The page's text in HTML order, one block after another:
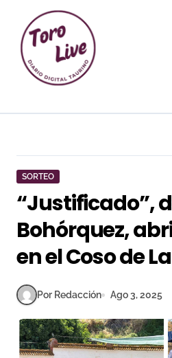
contenido
SORTEO
“Justificado”,
Bohórquez,
en el Coso de
Por Redacción Ago 3, 2025